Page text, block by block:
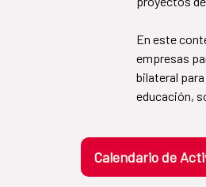
​​​​​​​En este
empresas
bilateral
educación,
Calendario de